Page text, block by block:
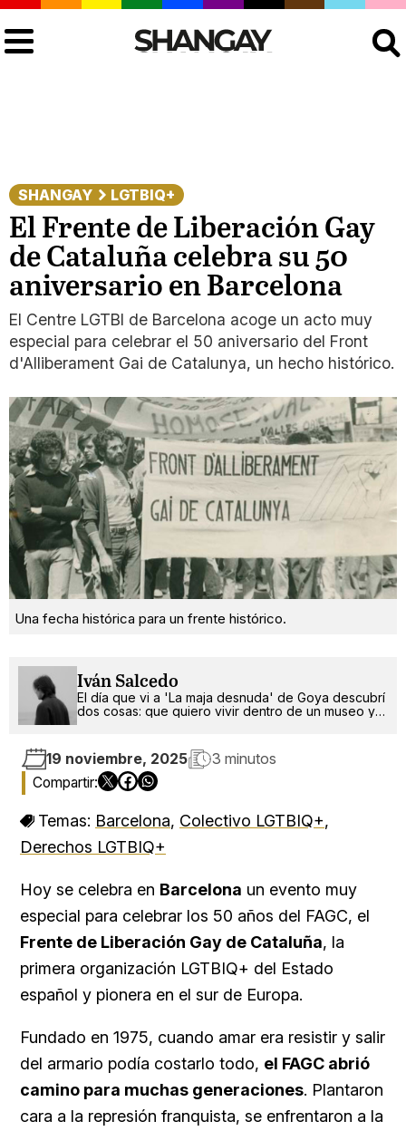
SHANGAY LGTBIQ+
El Frente de Liberación Gay
de Cataluña celebra su 50
aniversario en Barcelona
El Centre LGTBI de Barcelona acoge un acto muy
especial para celebrar el 50 aniversario del Front
d'Alliberament Gai de Catalunya, un hecho histórico.
Una fecha histórica para un frente histórico.
Iván Salcedo
El día que vi a 'La maja desnuda' de Goya descubrí
dos cosas: que quiero vivir dentro de un museo y
19 noviembre, 2025 3 minutos
Temas: Barcelona, Colectivo LGTBIQ+,
Derechos LGTBIQ+
Hoy se celebra en Barcelona un evento muy
especial para celebrar los 50 años del FAGC, el
Frente de Liberación Gay de Cataluña, la
primera organización LGTBIQ+ del Estado
español y pionera en el sur de Europa.
Fundado en 1975, cuando amar era resistir y salir
del armario podía costarlo todo, el FAGC abrió
camino para muchas generaciones. Plantaron
cara a la represión franquista, se enfrentaron a la